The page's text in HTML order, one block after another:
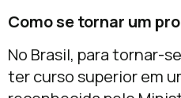
Como se tornar um
No Brasil, para tornar-
ter curso superior em